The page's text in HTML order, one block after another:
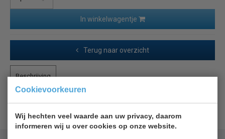
Cookievoorkeuren
Wij hechten veel waarde aan uw privacy, daarom
informeren wij u over cookies op onze website.
In winkelwagentje
Terug naar overzicht
Beschrijving
1 Poot prijs per stuk, foto kan afwijken